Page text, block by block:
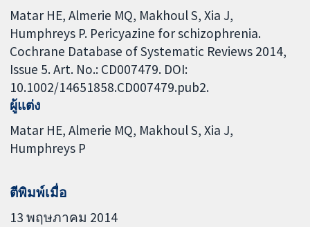
Matar HE, Almerie MQ, Makhoul S, Xia J,
Humphreys P. Pericyazine for schizophrenia.
Cochrane Database of Systematic Reviews 2014,
Issue 5. Art. No.: CD007479. DOI:
10.1002/14651858.CD007479.pub2.
ผู้แต่ง
Matar HE Almerie MQ Makhoul S Xia J
Humphreys P
ตีพิมพ์เมื่อ
13 พฤษภาคม 2014